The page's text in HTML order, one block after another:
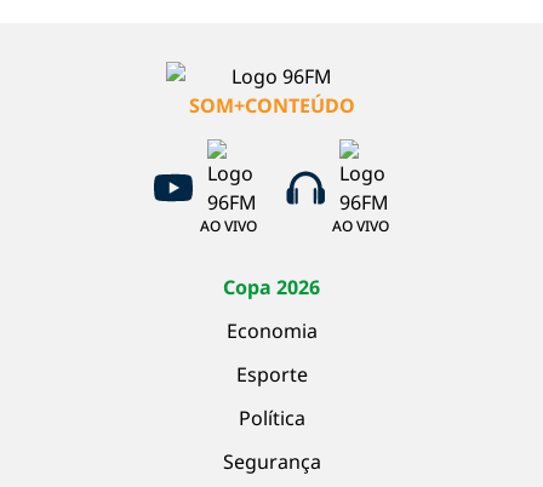
SOM+CONTEÚDO
AO VIVO AO VIVO
Copa 2026
Economia
Esporte
Política
Segurança